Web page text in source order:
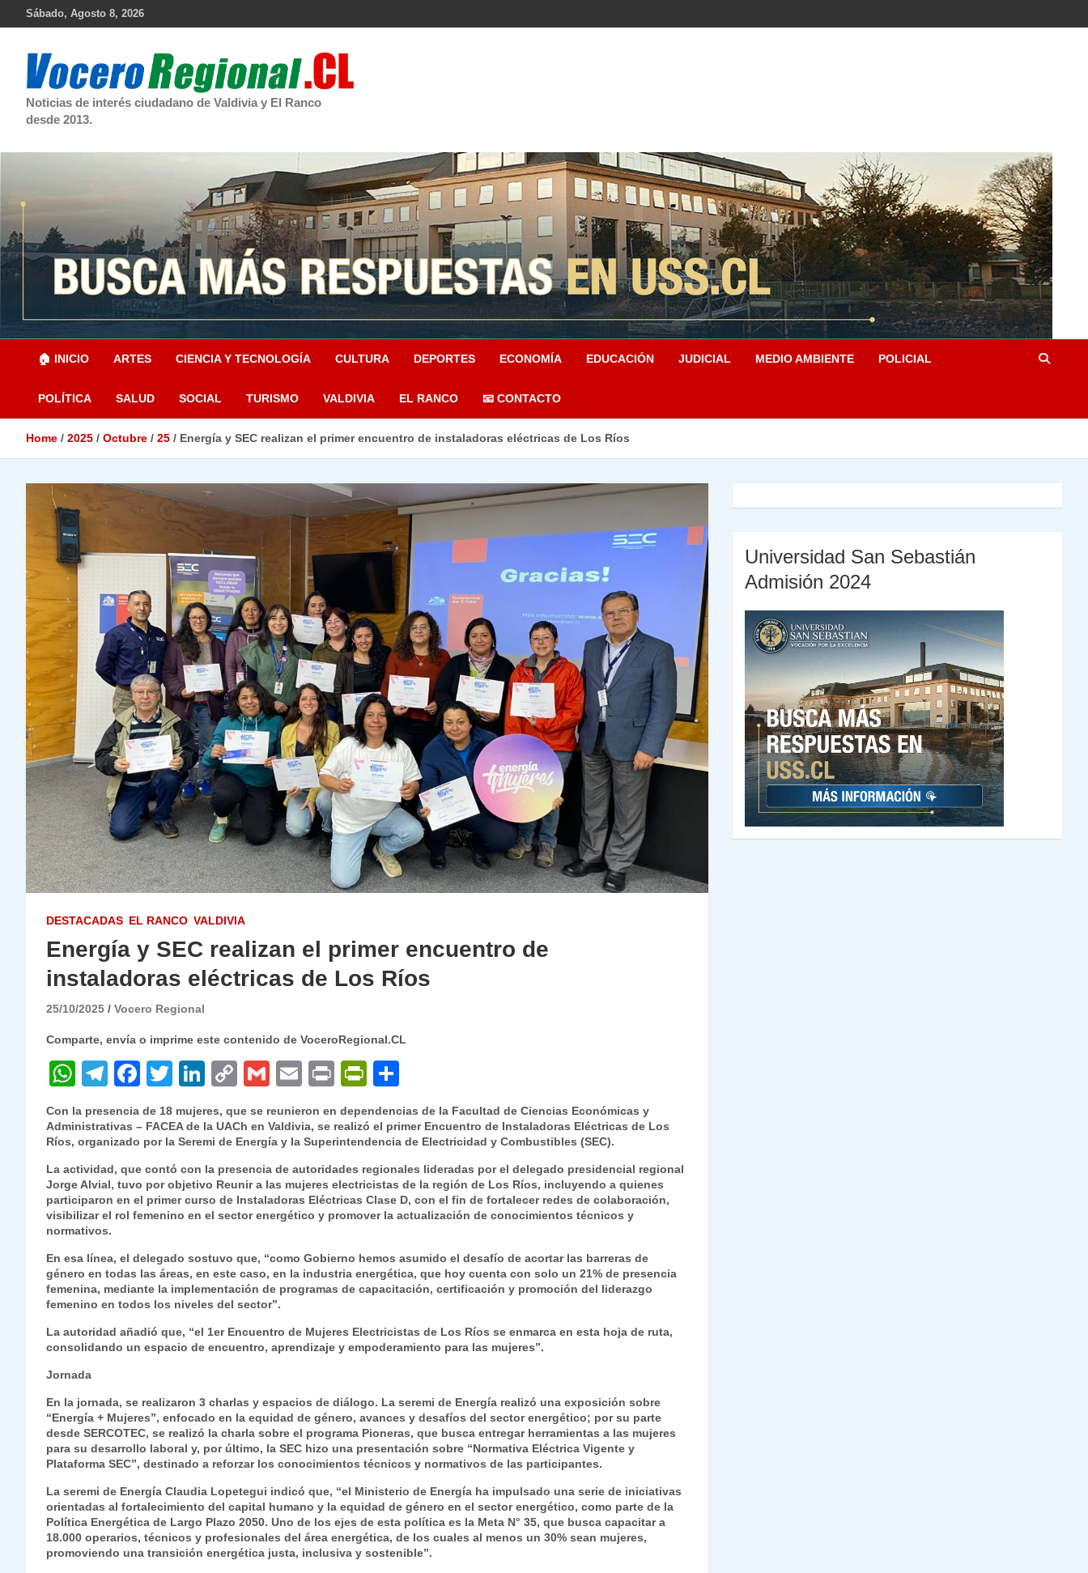
Sábado, Agosto 8, 2026
Noticias de interés ciudadano de Valdivia y El Ranco
desde 2013.
🏠 INICIO ARTES CIENCIA Y TECNOLOGÍA CULTURA DEPORTES ECONOMÍA EDUCACIÓN JUDICIAL MEDIO AMBIENTE POLICIAL
POLÍTICA SALUD SOCIAL TURISMO VALDIVIA EL RANCO 📧 CONTACTO
Home 2025 Octubre 25 Energía y SEC realizan el primer encuentro de instaladoras eléctricas de Los Ríos
DESTACADAS EL RANCO VALDIVIA
Energía y SEC realizan el primer encuentro de
instaladoras eléctricas de Los Ríos
25/10/2025 Vocero Regional
Comparte, envía o imprime este contenido de VoceroRegional.CL
W
at
s
A
p
p
T
e
gr
a
m
F
a
c
e
b
o
o
k
T
itt
er
Li
k
e
dI
n
C
p
y
Li
n
k
G
ai
l
E
ai
l
P
ri
nt
P
ri
nt
Fr
ie
n
dl
y
o
m
p
ar
tir
Con la presencia de 18 mujeres, que se reunieron en dependencias de la Facultad de Ciencias Económicas y
Administrativas – FACEA de la UACh en Valdivia, se realizó el primer Encuentro de Instaladoras Eléctricas de Los
Ríos, organizado por la Seremi de Energía y la Superintendencia de Electricidad y Combustibles (SEC).
La actividad, que contó con la presencia de autoridades regionales lideradas por el delegado presidencial regional
Jorge Alvial, tuvo por objetivo Reunir a las mujeres electricistas de la región de Los Ríos, incluyendo a quienes
participaron en el primer curso de Instaladoras Eléctricas Clase D, con el fin de fortalecer redes de colaboración,
visibilizar el rol femenino en el sector energético y promover la actualización de conocimientos técnicos y
normativos.
En esa línea, el delegado sostuvo que, “como Gobierno hemos asumido el desafío de acortar las barreras de
género en todas las áreas, en este caso, en la industria energética, que hoy cuenta con solo un 21% de presencia
femenina, mediante la implementación de programas de capacitación, certificación y promoción del liderazgo
femenino en todos los niveles del sector”.
La autoridad añadió que, “el 1er Encuentro de Mujeres Electricistas de Los Ríos se enmarca en esta hoja de ruta,
consolidando un espacio de encuentro, aprendizaje y empoderamiento para las mujeres”.
Jornada
En la jornada, se realizaron 3 charlas y espacios de diálogo. La seremi de Energía realizó una exposición sobre
“Energía + Mujeres”, enfocado en la equidad de género, avances y desafíos del sector energético; por su parte
desde SERCOTEC, se realizó la charla sobre el programa Pioneras, que busca entregar herramientas a las mujeres
para su desarrollo laboral y, por último, la SEC hizo una presentación sobre “Normativa Eléctrica Vigente y
Plataforma SEC”, destinado a reforzar los conocimientos técnicos y normativos de las participantes.
La seremi de Energía Claudia Lopetegui indicó que, “el Ministerio de Energía ha impulsado una serie de iniciativas
orientadas al fortalecimiento del capital humano y la equidad de género en el sector energético, como parte de la
Política Energética de Largo Plazo 2050. Uno de los ejes de esta política es la Meta N° 35, que busca capacitar a
18.000 operarios, técnicos y profesionales del área energética, de los cuales al menos un 30% sean mujeres,
promoviendo una transición energética justa, inclusiva y sostenible”.
Universidad San Sebastián
Admisión 2024